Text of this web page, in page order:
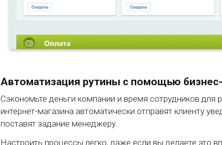
Автоматизация рутины с помощью
Сэкономьте деньги компании и время сотрудников
интернет-магазина автоматически отправят клиенту
поставят задание менеджеру.
Настроить процессы легко, даже если вы делаете это